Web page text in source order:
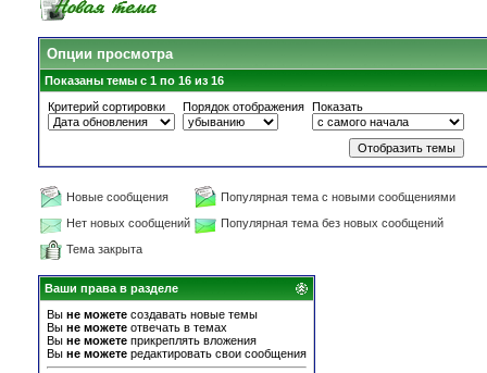
Опции просмотра
Показаны темы с 1 по 16 из 16
Критерий сортировки
Порядок отображения Показать
Новые сообщения
Популярная тема с новыми сообщениями
Нет новых сообщений
Популярная тема без новых сообщений
Тема закрыта
Ваши права в разделе
Вы не можете создавать новые темы
Вы не можете отвечать в темах
Вы не можете прикреплять вложения
Вы не можете редактировать свои сообщения